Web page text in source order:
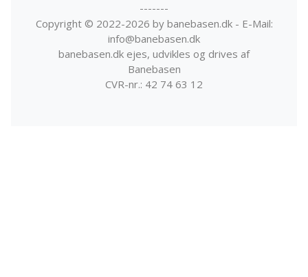
-------
Copyright © 2022-2026 by banebasen.dk - E-Mail:
info@banebasen.dk
banebasen.dk ejes, udvikles og drives af
Banebasen
CVR-nr.: 42 74 63 12